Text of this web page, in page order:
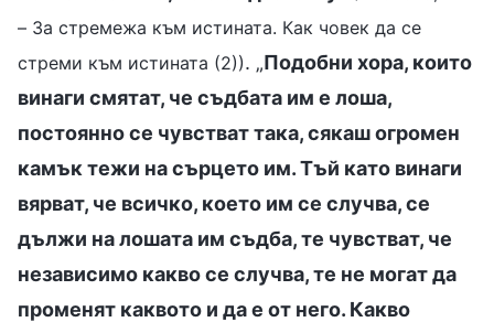
– За стремежа към истината. Как човек да се
стреми към истината (2)). „Подобни хора, които
винаги смятат, че съдбата им е лоша,
постоянно се чувстват така, сякаш огромен
камък тежи на сърцето им. Тъй като винаги
вярват, че всичко, което им се случва, се
дължи на лошата им съдба, те чувстват, че
независимо какво се случва, те не могат да
променят каквото и да е от него. Какво